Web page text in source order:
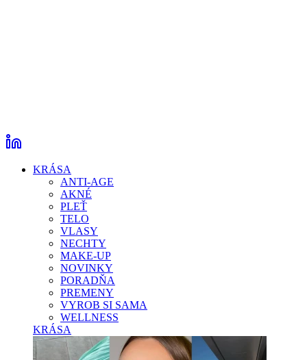
KRÁSA
ANTI-AGE
AKNÉ
PLEŤ
TELO
VLASY
NECHTY
MAKE-UP
NOVINKY
PORADŇA
PREMENY
VYROB SI SAMA
WELLNESS
KRÁSA